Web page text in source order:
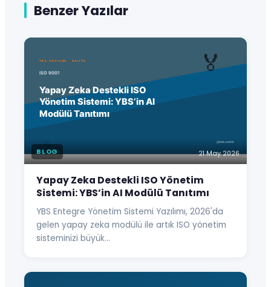
Benzer Yazılar
BLOG 21 May 2026
Yapay Zeka Destekli ISO Yönetim
Sistemi: YBS’in AI Modülü Tanıtımı
YBS Entegre Yönetim Sistemi Yazılımı, 2026'da
gelen yapay zeka modülü ile artık ISO yönetim
sisteminizi büyük…